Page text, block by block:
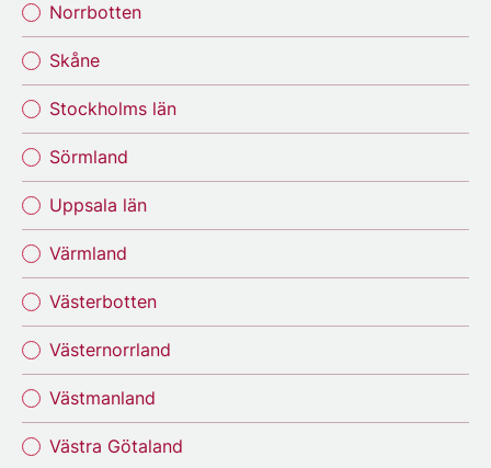
Norrbotten
Skåne
Stockholms län
Sörmland
Uppsala län
Värmland
Västerbotten
Västernorrland
Västmanland
Västra Götaland